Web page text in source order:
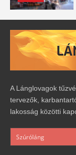
A Lánglovagok
tervezők,
lakosság közötti